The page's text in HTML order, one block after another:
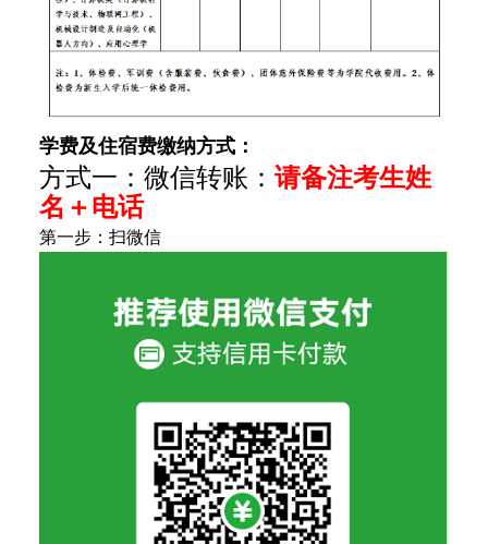
学费及住宿费缴纳方式：
方式一：微信转账： 请备注考生姓
名＋电话
第一步：扫微信